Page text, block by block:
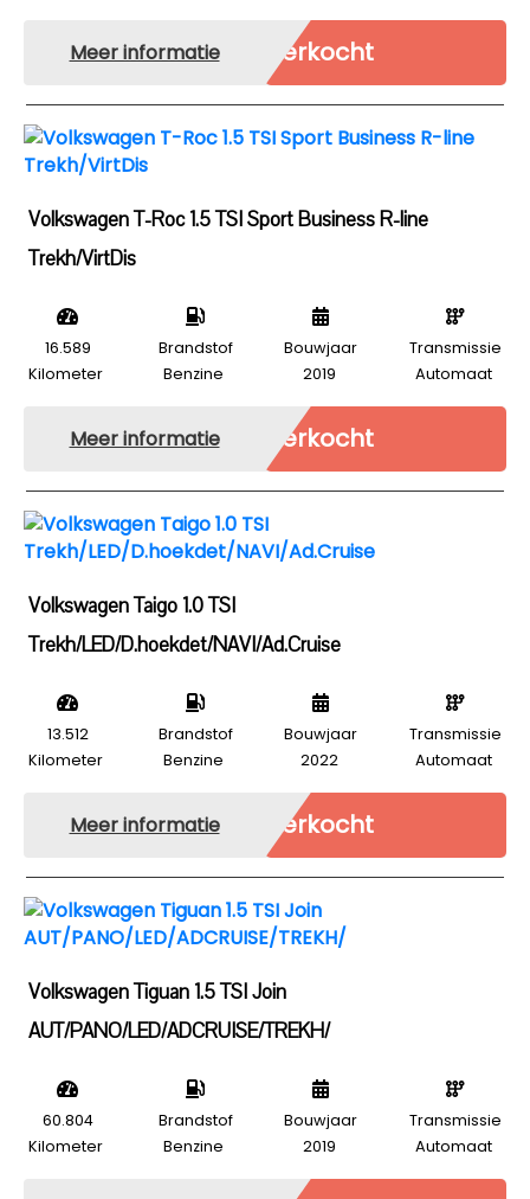
Meer informatie Verkocht
Volkswagen T-Roc 1.5 TSI Sport Business R-line
Trekh/VirtDis
16.589
Kilometer
Brandstof
Benzine
Bouwjaar
2019
Transmissie
Automaat
Meer informatie Verkocht
Volkswagen Taigo 1.0 TSI
Trekh/LED/D.hoekdet/NAVI/Ad.Cruise
13.512
Kilometer
Brandstof
Benzine
Bouwjaar
2022
Transmissie
Automaat
Meer informatie Verkocht
Volkswagen Tiguan 1.5 TSI Join
AUT/PANO/LED/ADCRUISE/TREKH/
60.804
Kilometer
Brandstof
Benzine
Bouwjaar
2019
Transmissie
Automaat